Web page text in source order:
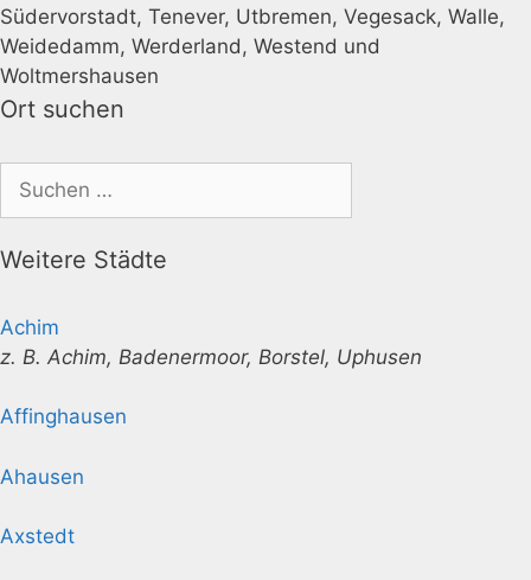
Südervorstadt, Tenever, Utbremen, Vegesack, Walle,
Weidedamm, Werderland, Westend und
Woltmershausen
Ort suchen
nach:
Weitere Städte
Achim
z. B. Achim, Badenermoor, Borstel, Uphusen
Affinghausen
Ahausen
Axstedt